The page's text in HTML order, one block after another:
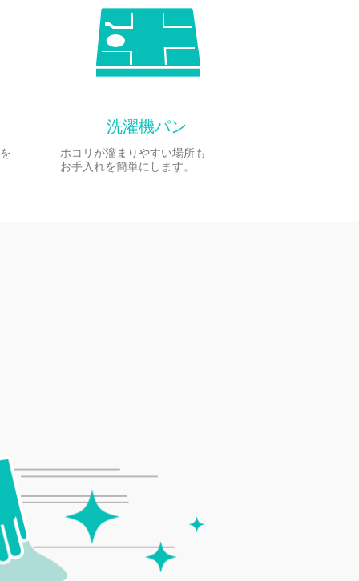
洗濯機パン
ホコリが溜まりやすい場所も
お手入れを簡単にします。